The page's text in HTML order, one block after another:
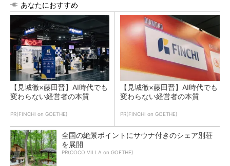
あなたにおすすめ
【見城徹×藤田晋】AI時代でも
変わらない経営者の本質
PR(FINCHI on GOETHE)
【見城徹×藤田晋】AI時代でも
変わらない経営者の本質
PR(FINCHI on GOETHE)
全国の絶景ポイントにサウナ付きのシェア別荘
を展開
PR(COCO VILLA on GOETHE)